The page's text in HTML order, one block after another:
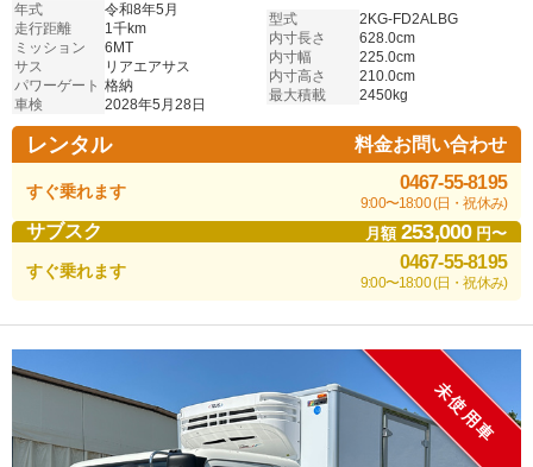
年式
令和8年5月
走行距離
1千km
ミッション
6MT
サス
リアエアサス
パワーゲート 格納
車検
2028年5月28日
型式
2KG-FD2ALBG
内寸長さ
628.0cm
内寸幅
225.0cm
内寸高さ
210.0cm
最大積載
2450kg
レンタル 料金お問い合わせ
すぐ乗れます 0467-55-8195
9:00〜18:00 (日・祝休み)
サブスク 月額253,000円〜
すぐ乗れます 0467-55-8195
9:00〜18:00 (日・祝休み)
未使用車